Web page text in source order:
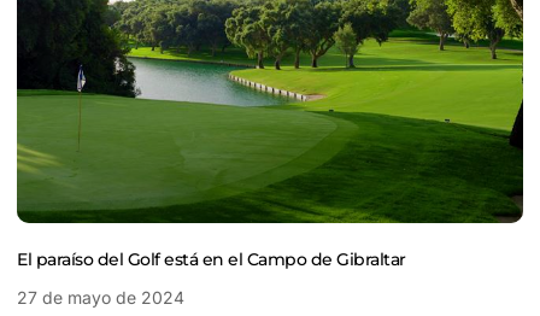
El paraíso del Golf está en el Campo de Gibraltar
27 de mayo de 2024